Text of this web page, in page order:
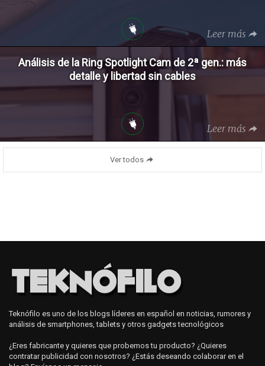
Leer más
Análisis de la Ring Spotlight Cam de 2ª gen.: más
detalle y libertad sin cables
Leer más
Ver todos
Teknófilo es uno de los blogs líderes en español en noticias, rumores y
análisis de smartphones, tablets y otros gadgets tecnológicos
¿Eres fabricante y quieres que probemos tu producto? ¿Quieres
contratar publicidad con nosotros? ¿Estás deseando colaborar en el